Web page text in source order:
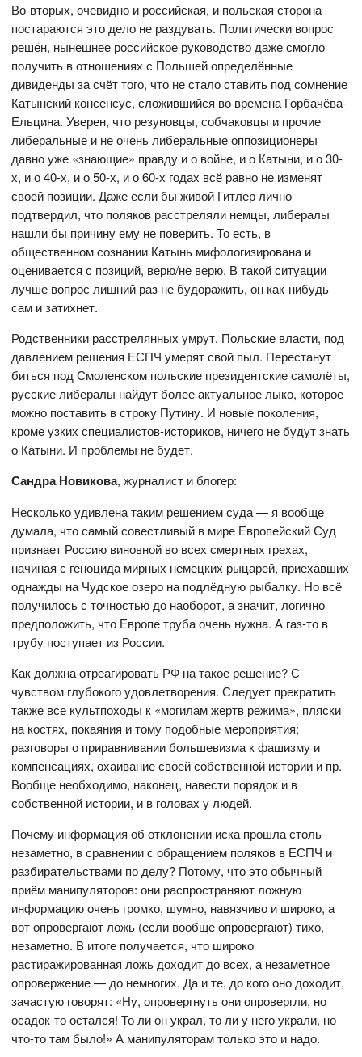
Во-вторых, очевидно и российская, и польская сторона
постараются это дело не раздувать. Политически вопрос
решён, нынешнее российское руководство даже смогло
получить в отношениях с Польшей определённые
дивиденды за счёт того, что не стало ставить под сомнение
Катынский консенсус, сложившийся во времена Горбачёва-
Ельцина. Уверен, что резуновцы, собчаковцы и прочие
либеральные и не очень либеральные оппозиционеры
давно уже «знающие» правду и о войне, и о Катыни, и о 30-
х, и о 40-х, и о 50-х, и о 60-х годах всё равно не изменят
своей позиции. Даже если бы живой Гитлер лично
подтвердил, что поляков расстреляли немцы, либералы
нашли бы причину ему не поверить. То есть, в
общественном сознании Катынь мифологизирована и
оценивается с позиций, верю/не верю. В такой ситуации
лучше вопрос лишний раз не будоражить, он как-нибудь
сам и затихнет.
Родственники расстрелянных умрут. Польские власти, под
давлением решения ЕСПЧ умерят свой пыл. Перестанут
биться под Смоленском польские президентские самолёты,
русские либералы найдут более актуальное лыко, которое
можно поставить в строку Путину. И новые поколения,
кроме узких специалистов-историков, ничего не будут знать
о Катыни. И проблемы не будет.
Сандра Новикова, журналист и блогер:
Несколько удивлена таким решением суда — я вообще
думала, что самый совестливый в мире Европейский Суд
признает Россию виновной во всех смертных грехах,
начиная с геноцида мирных немецких рыцарей, приехавших
однажды на Чудское озеро на подлёдную рыбалку. Но всё
получилось с точностью до наоборот, а значит, логично
предположить, что Европе труба очень нужна. А газ-то в
трубу поступает из России.
Как должна отреагировать РФ на такое решение? С
чувством глубокого удовлетворения. Следует прекратить
также все культпоходы к «могилам жертв режима», пляски
на костях, покаяния и тому подобные мероприятия;
разговоры о приравнивании большевизма к фашизму и
компенсациях, охаивание своей собственной истории и пр.
Вообще необходимо, наконец, навести порядок и в
собственной истории, и в головах у людей.
Почему информация об отклонении иска прошла столь
незаметно, в сравнении с обращением поляков в ЕСПЧ и
разбирательствами по делу? Потому, что это обычный
приём манипуляторов: они распространяют ложную
информацию очень громко, шумно, навязчиво и широко, а
вот опровергают ложь (если вообще опровергают) тихо,
незаметно. В итоге получается, что широко
растиражированная ложь доходит до всех, а незаметное
опровержение — до немногих. Да и те, до кого оно доходит,
зачастую говорят: «Ну, опровергнуть они опровергли, но
осадок-то остался! То ли он украл, то ли у него украли, но
что-то там было!» А манипуляторам только это и надо.